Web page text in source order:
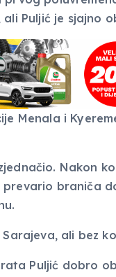
Puljić je sjajno
Menala i
Nakon
braniča
ali bez
Puljić dobro